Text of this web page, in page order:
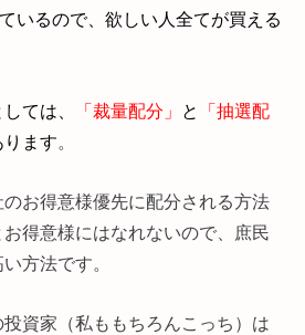
いるので、欲しい人全てが買える
ては、 「裁量配分」 と
「抽選配
ます。
お得意様優先に配分される方法
得意様にはなれないので、庶民
方法です。
資家（私ももちろんこっち）は